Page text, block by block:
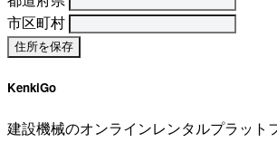
市区町村
KenkiGo
建設機械のオンラインレンタルプラット